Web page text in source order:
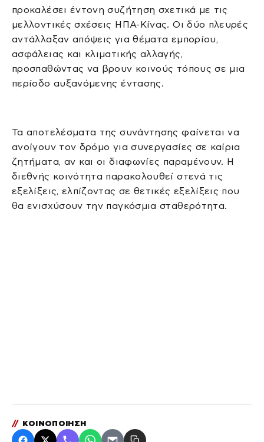
προκαλέσει έντονη συζήτηση σχετικά με τις
μελλοντικές σχέσεις ΗΠΑ-Κίνας. Οι δύο πλευρές
αντάλλαξαν απόψεις για θέματα εμπορίου,
ασφάλειας και κλιματικής αλλαγής,
προσπαθώντας να βρουν κοινούς τόπους σε μια
περίοδο αυξανόμενης έντασης.
Τα αποτελέσματα της συνάντησης φαίνεται να
ανοίγουν τον δρόμο για συνεργασίες σε καίρια
ζητήματα, αν και οι διαφωνίες παραμένουν. Η
διεθνής κοινότητα παρακολουθεί στενά τις
εξελίξεις, ελπίζοντας σε θετικές εξελίξεις που
θα ενισχύσουν την παγκόσμια σταθερότητα.
// ΚΟΙΝΟΠΟΙΗΣΗ